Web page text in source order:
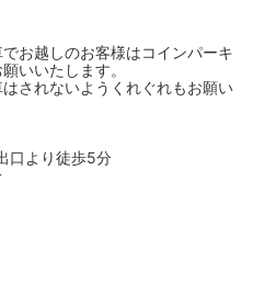
お越しのお客様はコインパーキ
いいたします。
されないようくれぐれもお願い
口より徒歩5分